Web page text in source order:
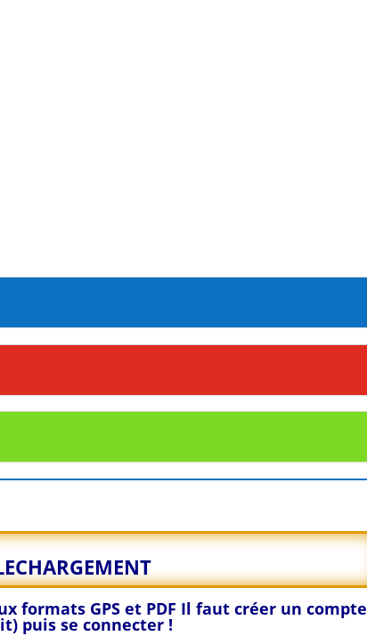
formats GPS et PDF Il faut créer un compte
puis se connecter !